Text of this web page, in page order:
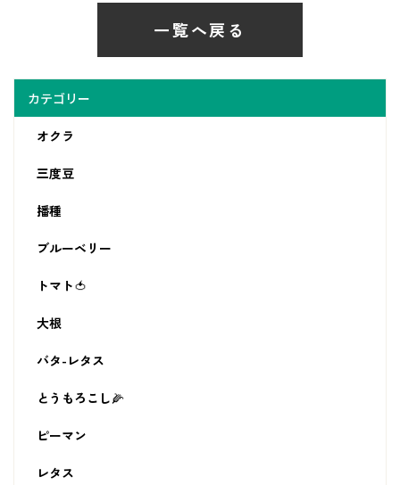
カテゴリー
オクラ
三度豆
播種
ブルーベリー
トマト🍅
大根
バタ-レタス
とうもろこし🌽
ピーマン
レタス
一覧へ戻る